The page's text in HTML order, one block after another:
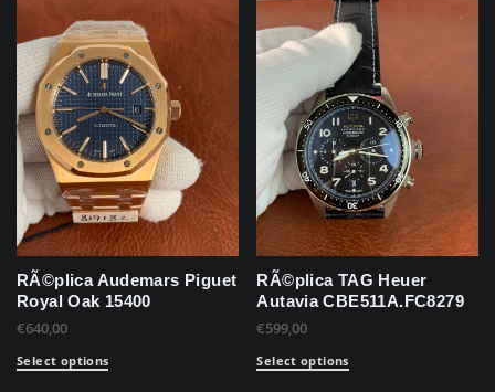
RÃ©plica Audemars Piguet
Royal Oak 15400
€640,00
Select options
RÃ©plica TAG Heuer
Autavia CBE511A.FC8279
€599,00
Select options